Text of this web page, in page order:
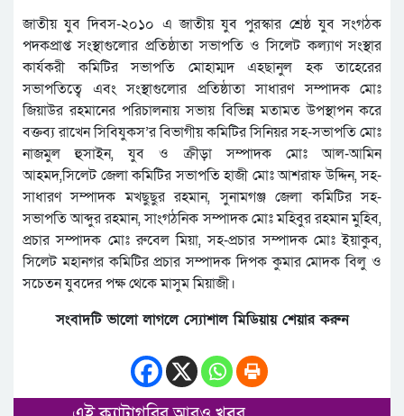
জাতীয় যুব দিবস-২০১০ এ জাতীয় যুব পুরস্কার শ্রেষ্ঠ যুব সংগঠক
পদকপ্রাপ্ত সংস্থাগুলোর প্রতিষ্ঠাতা সভাপতি ও সিলেট কল্যাণ সংস্থার
কার্যকরী কমিটির সভাপতি মোহাম্মদ এহছানুল হক তাহেরের
সভাপতিত্বে এবং সংস্থাগুলোর প্রতিষ্ঠাতা সাধারণ সম্পাদক মোঃ
জিয়াউর রহমানের পরিচালনায় সভায় বিভিন্ন মতামত উপস্থাপন করে
বক্তব্য রাখেন সিবিযুকস’র বিভাগীয় কমিটির সিনিয়র সহ-সভাপতি মোঃ
নাজমুল হুসাইন, যুব ও ক্রীড়া সম্পাদক মোঃ আল-আমিন
আহমদ,সিলেট জেলা কমিটির সভাপতি হাজী মোঃ আশরাফ উদ্দিন, সহ-
সাধারণ সম্পাদক মখছুছুর রহমান, সুনামগঞ্জ জেলা কমিটির সহ-
সভাপতি আব্দুর রহমান, সাংগঠনিক সম্পাদক মোঃ মহিবুর রহমান মুহিব,
প্রচার সম্পাদক মোঃ রুবেল মিয়া, সহ-প্রচার সম্পাদক মোঃ ইয়াকুব,
সিলেট মহানগর কমিটির প্রচার সম্পাদক দিপক কুমার মোদক বিলু ও
সচেতন যুবদের পক্ষ থেকে মাসুম মিয়াজী।
সংবাদটি ভালো লাগলে স্যোশাল মিডিয়ায় শেয়ার করুন